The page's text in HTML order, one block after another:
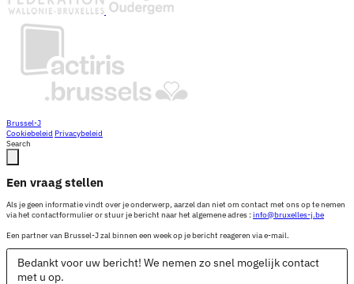
Brussel-J
Cookiebeleid Privacybeleid
Search
Een vraag stellen
Als je geen informatie vindt over je onderwerp, aarzel dan niet om contact met ons op te nemen
via het contactformulier or stuur je bericht naar het algemene adres : info@bruxelles-j.be
Een partner van Brussel-J zal binnen een week op je bericht reageren via e-mail.
Bedankt voor uw bericht! We nemen zo snel mogelijk contact
met u op.